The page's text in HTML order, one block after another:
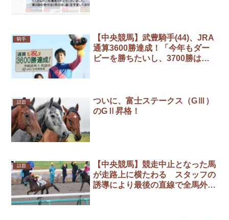
騎手
【中央競馬】武豊騎手(44)、JRA
通算3600勝達成！「今年もダー
ビーを勝ちたいし、3700勝は秋
話題
ついに、富士ステークス（GⅢ）
のGⅡ昇格！
話題
【中央競馬】競走中止となった馬
が走路上に横たわる スタッフの
誘導により最後の直線で全馬外寄